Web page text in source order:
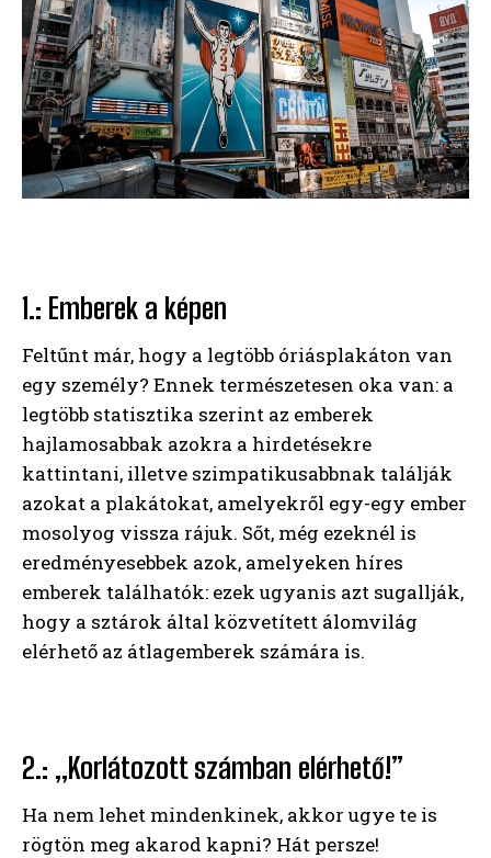
1.: Emberek a képen
Feltűnt már, hogy a legtöbb óriásplakáton van
egy személy? Ennek természetesen oka van: a
legtöbb statisztika szerint az emberek
hajlamosabbak azokra a hirdetésekre
kattintani, illetve szimpatikusabbnak találják
azokat a plakátokat, amelyekről egy-egy ember
mosolyog vissza rájuk. Sőt, még ezeknél is
eredményesebbek azok, amelyeken híres
emberek találhatók: ezek ugyanis azt sugallják,
hogy a sztárok által közvetített álomvilág
elérhető az átlagemberek számára is.
2.: „Korlátozott számban elérhető!”
Ha nem lehet mindenkinek, akkor ugye te is
rögtön meg akarod kapni? Hát persze!